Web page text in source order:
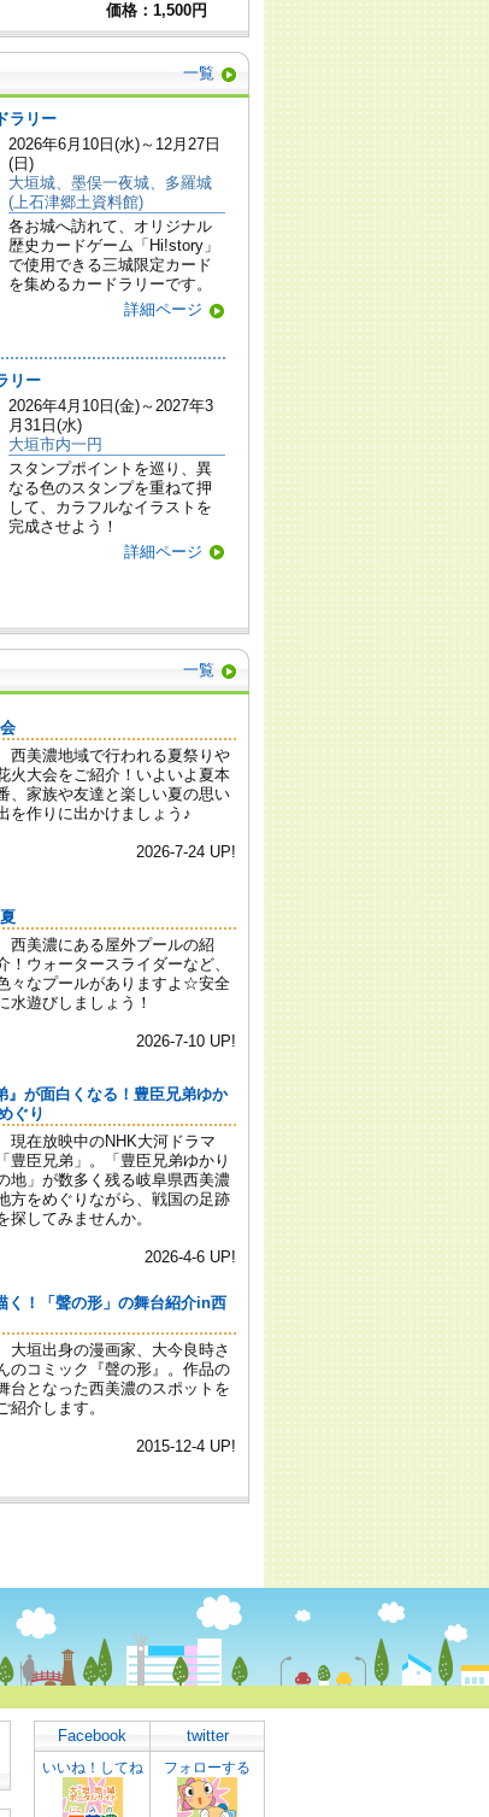
Facebook
いいね！してね
twitter
フォローする